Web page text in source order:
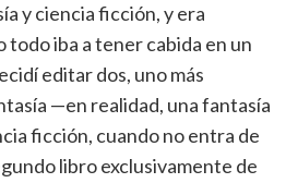
y ciencia ficción, y era
todo iba a tener cabida en un
editar dos, uno más
—en realidad, una fantasía
ficción, cuando no entra de
libro exclusivamente de